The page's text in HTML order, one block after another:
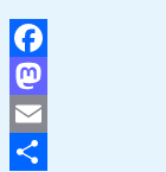
Facebook
Mastodon
Email